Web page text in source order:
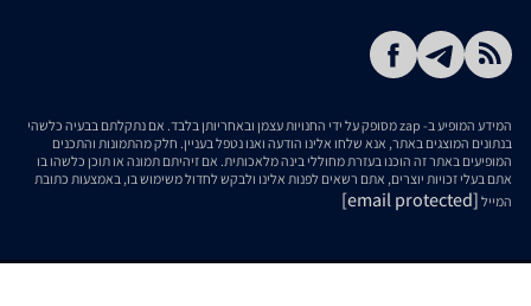
המידע המופיע ב- zap מסופק על ידי החנויות עצמן ובאחריותן בלבד. אם נתקלתם בבעיה כלשהי
בנתונים המוצגים באתר, אנא שלחו אלינו הודעה ואנו נטפל בעניין. חלק מהתמונות והתכנים
המופיעים באתר זה הוכנו בעזרת מחוללי בינה מלאכותית. אם זיהיתם תמונה או תוכן כלשהו בו
אתם בעלי זכויות יוצרים, אתם רשאים לפנות אלינו ולבקש לחדול משימוש בו, באמצעות כתובת
המייל [email protected]